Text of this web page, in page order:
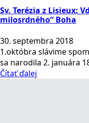
Sv. Terézia z Lisieux:
milosrdného“ Boha
30. septembra 2018
1.októbra slávime
sa narodila 2. januára
Čítať ďalej